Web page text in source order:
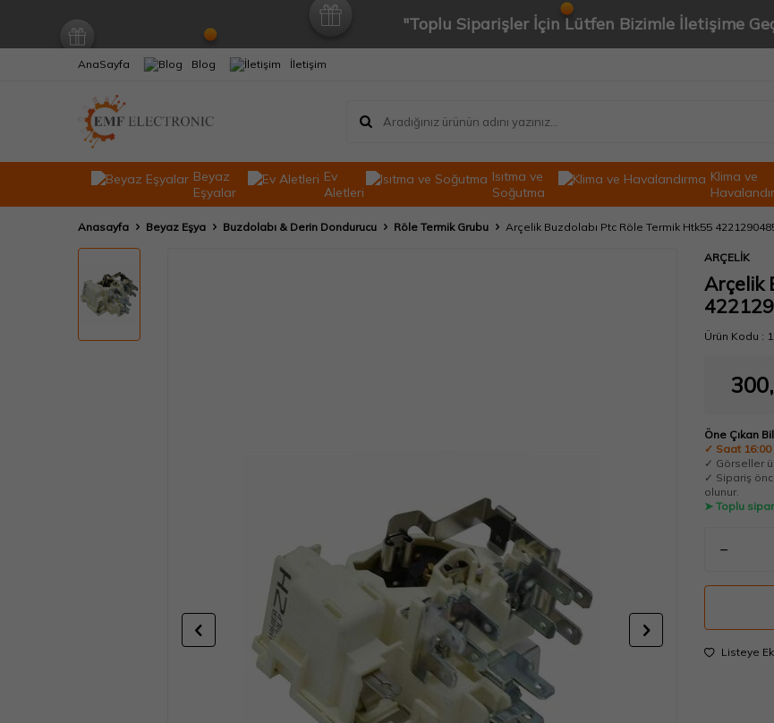
"Toplu Siparişler İçin Lütfen Bizimle İletişime
AnaSayfa Blog İletişim
Beyaz
Eşyalar
Ev
Aletleri
Isıtma ve
Soğutma
Klima ve
Anasayfa Beyaz Eşya Buzdolabı & Derin Dondurucu Röle Termik Grubu Arçelik Buzdolabı Ptc Röle Termik Htk55
ARÇELİK
Arçelik
Ürün Kodu :
Öne Çıkan
✓ Saat
✓ Görseller
✓ Sipariş
olunur.
➤ Toplu
Listeye